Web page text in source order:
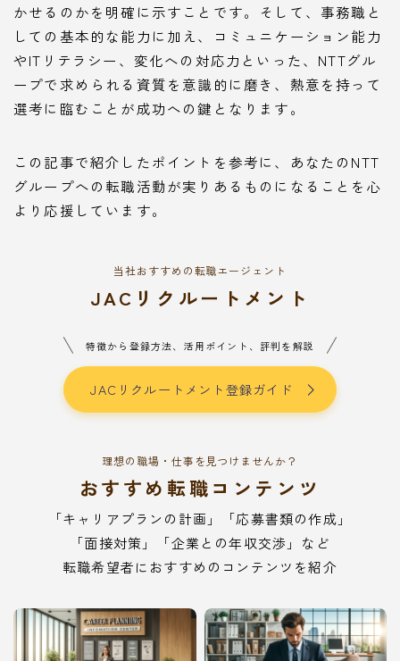
かせるのかを明確に示すことです。そして、事務職と
しての基本的な能力に加え、コミュニケーション能力
やITリテラシー、変化への対応力といった、NTTグル
ープで求められる資質を意識的に磨き、熱意を持って
選考に臨むことが成功への鍵となります。
この記事で紹介したポイントを参考に、あなたのNTT
グループへの転職活動が実りあるものになることを心
より応援しています。
当社おすすめの転職エージェント
JACリクルートメント
特徴から登録方法、活用ポイント、評判を解説
JACリクルートメント登録ガイド
理想の職場・仕事を見つけませんか？
おすすめ転職コンテンツ
「キャリアプランの計画」「応募書類の作成」
「面接対策」「企業との年収交渉」など
転職希望者におすすめのコンテンツを紹介